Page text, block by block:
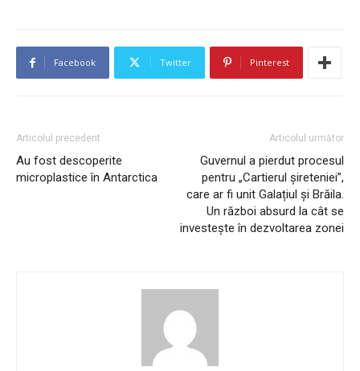
Facebook Twitter Pinterest
Articolul precedent
Au fost descoperite
microplastice în Antarctica
Articolul următor
Guvernul a pierdut procesul
pentru „Cartierul șireteniei”,
care ar fi unit Galațiul și Brăila.
Un război absurd la cât se
investește în dezvoltarea zonei